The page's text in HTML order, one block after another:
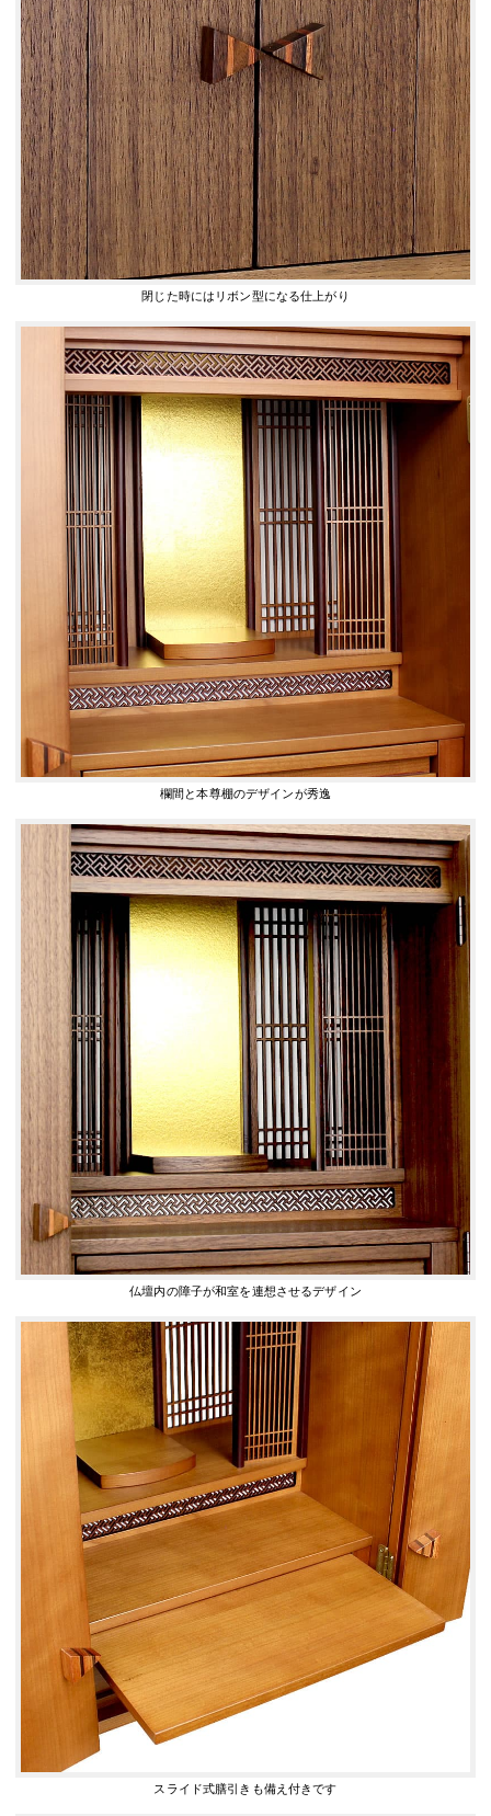
閉じた時にはリボン型になる仕上がり
欄間と本尊棚のデザインが秀逸
仏壇内の障子が和室を連想させるデザイン
スライド式膳引きも備え付きです